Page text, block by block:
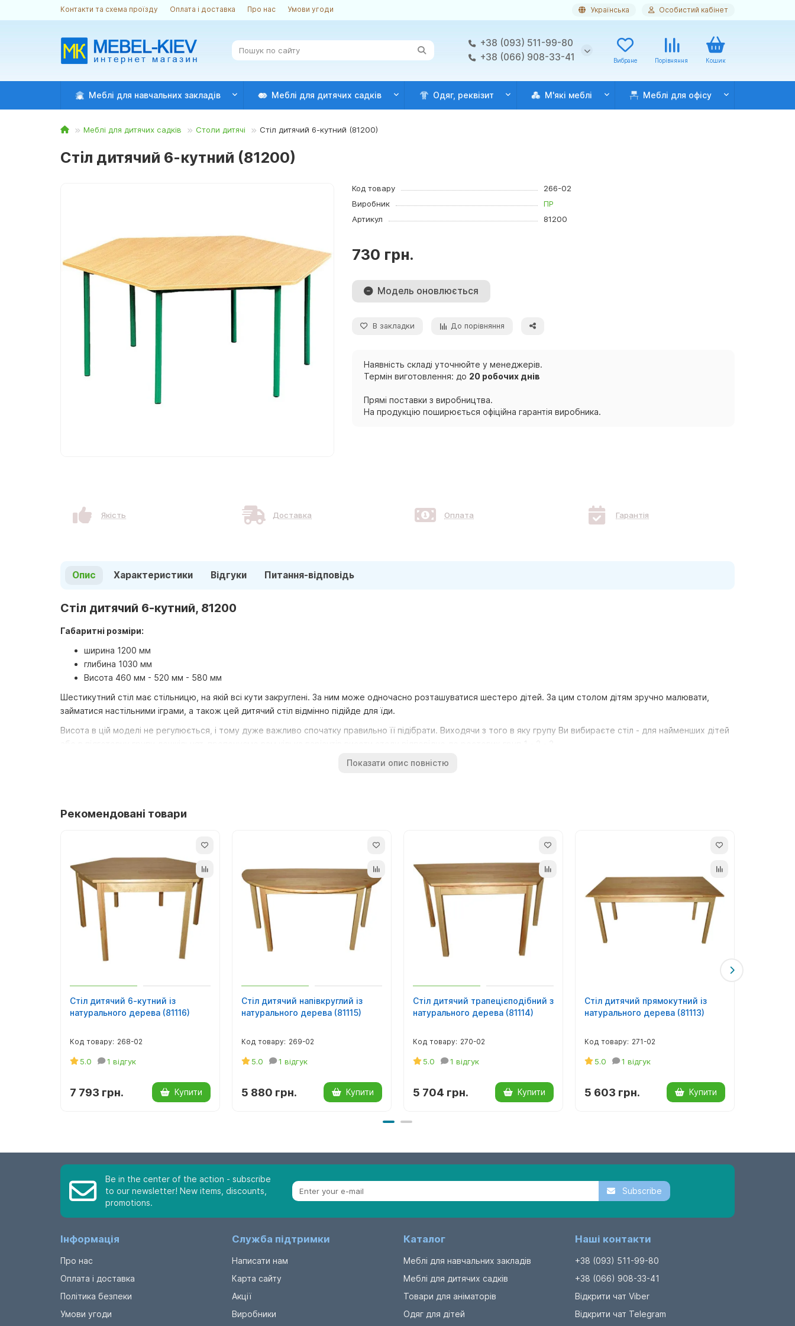
Контакти та схема проїзду Оплата і доставка Про нас Умови угоди Українська Особистий кабінет
+38 (093) 511-99-80
+38 (066) 908-33-41
Вибране Порівняння Кошик
Меблі для навчальних закладів Меблі для дитячих садків Одяг, реквізит М'які меблі Меблі для офісу
Меблі для дитячих садків Столи дитячі Стіл дитячий 6-кутний (81200)
Стіл дитячий 6-кутний (81200)
Код товару
266-02
Виробник
ПР
Артикул
81200
730 грн.
Модель оновлюється
В закладки До порівняння
Наявність складі уточнюйте у менеджерів.
Термін виготовлення: до 20 робочих днів
Прямі поставки з виробництва.
На продукцію поширюється офіційна гарантія виробника.
Якість Доставка Оплата Гарантія
Опис Характеристики Відгуки Питання-відповідь
Стіл дитячий 6-кутний, 81200
Габаритні розміри:
ширина 1200 мм
глибина 1030 мм
Висота 460 мм - 520 мм - 580 мм
Шестикутний стіл має стільницю, на якій всі кути закруглені. За ним може одночасно розташуватися шестеро дітей. За цим столом дітям зручно малювати,
займатися настільними іграми, а також цей дитячий стіл відмінно підійде для їди.
Висота в цій моделі не регулюється, і тому дуже важливо спочатку правильно її підібрати. Виходячи з того в яку групу Ви вибираєте стіл - для найменших дітей
або в підготовчу групу дошкільнят, пропонуємо вам кілька варіантів висоти столу відповідно до ростових груп 1 - 2 - 3.
Купити стіл дитячий шестикутний можна і оптом та в роздріб. Призначений для дошкільних, дитячих, навчальних закладів, для дитячих садків, садів, для
Доставляємо столи дитячі, регульовані для садка по всій Україні транспортними службами.
Показати опис повністю
Рекомендовані товари
Стіл дитячий 6-кутний із
натурального дерева (81116)
268-02
5.0 1 відгук
7 793 грн. Купити
Стіл дитячий напівкруглий із
натурального дерева (81115)
269-02
5.0 1 відгук
5 880 грн. Купити
Стіл дитячий трапецієподібний з
натурального дерева (81114)
270-02
5.0 1 відгук
5 704 грн. Купити
Стіл дитячий прямокутний із
натурального дерева (81113)
271-02
5.0 1 відгук
5 603 грн. Купити
Be in the center of the action - subscribe
to our newsletter! New items, discounts,
promotions.
Subscribe
Інформація
Про нас
Оплата і доставка
Політика безпеки
Умови угоди
Служба підтримки
Написати нам
Карта сайту
Акції
Виробники
Каталог
Меблі для навчальних закладів
Меблі для дитячих садків
Товари для аніматорів
Одяг для дітей
Наші контакти
+38 (093) 511-99-80
+38 (066) 908-33-41
Відкрити чат Viber
Відкрити чат Telegram